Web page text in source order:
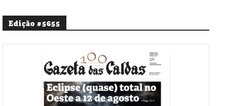
Edição #5655